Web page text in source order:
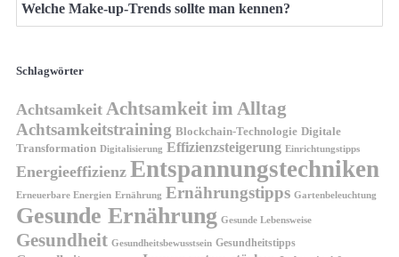
Welche Make-up-Trends sollte man kennen?
Schlagwörter
Achtsamkeit Achtsamkeit im Alltag
Achtsamkeitstraining Blockchain-Technologie Digitale
Transformation Digitalisierung Effizienzsteigerung Einrichtungstipps
Energieeffizienz Entspannungstechniken
Erneuerbare Energien Ernährung Ernährungstipps Gartenbeleuchtung
Gesunde Ernährung Gesunde Lebensweise
Gesundheit Gesundheitsbewusstsein Gesundheitstipps